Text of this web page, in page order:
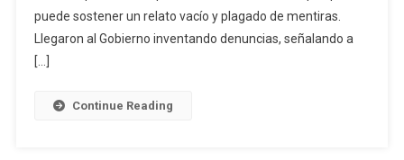
Novela
Mexicana
puede sostener un relato vacío y plagado de mentiras.
Llegaron al Gobierno inventando denuncias, señalando a
[…]
Continue Reading